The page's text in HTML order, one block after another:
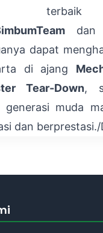
dan
dapat
di ajang
Tear-Down,
generasi muda
dan berprestasi./